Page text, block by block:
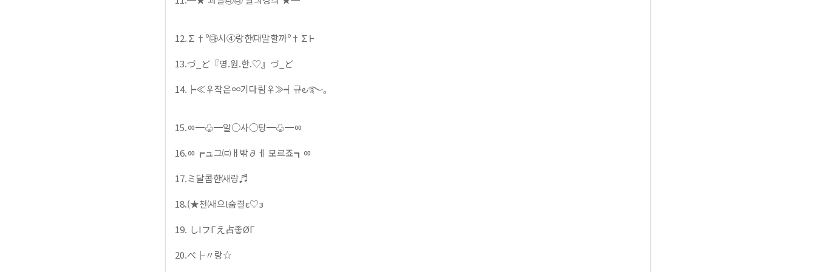
12.∑†º㉰시④랑한㈐말할까º†∑Ⱶ
13.づ_ど『영.원.한.♡』づ_ど
14.┝≪♀작은∞기다림♀≫┥규౿࿐｡
15.ㆀ━♧━알○사○탕━♧━ㆀ
16.ㆀ┏ュ그㈂ㅐ밖∂ㅔ 모르죠┓ㆀ
17.ミ달콤한㈔랑♬
18.(★천㈔으l숨결ε♡з
19. しΙフГえ占좋ØГ
20.べ├〃랑☆